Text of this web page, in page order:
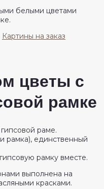
белыми цветами
Картины на заказ
цветы с
рамке
раме.
рамка), единственный
рамку вместе.
выполнена на
красками.